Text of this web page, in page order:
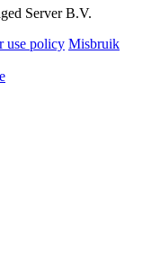
Server B.V.
use policy Misbruik